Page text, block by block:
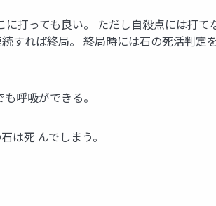
っても良い。 ただし自殺点には打て
れば終局。 終局時には石の死活判定を
呼吸ができる。
は死 んでしまう。